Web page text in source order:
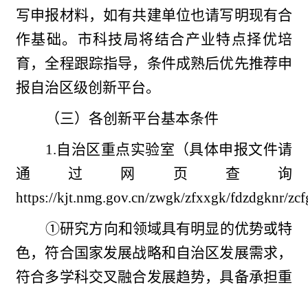
写申报材料，如有共建单位也请写明现有合
作基础。市科技局将结合产业特点择优培
育，全程跟踪指导，条件成熟后优先推荐申
报自治区级创新平台。
（三）各创新平台基本条件
1.自治区重点实验室（具体申报文件请
通过网页查询
https://kjt.nmg.gov.cn/zwgk/zfxxgk/fdzdgknr/
①研究方向和领域具有明显的优势或特
色，符合国家发展战略和自治区发展需求，
符合多学科交叉融合发展趋势，具备承担重